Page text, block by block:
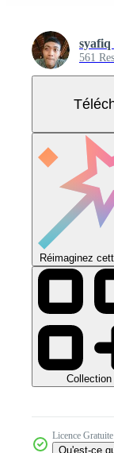
syafiq
561
Réimaginez
Collection
Licence Gratuite
Qu'est-ce